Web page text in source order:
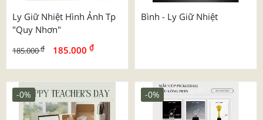
Ly Giữ Nhiệt Hình Ảnh Tp
"quy Nhơn"
185.000₫ 185.000 ₫
Bình - Ly Giữ Nhiệt
-0% -0%